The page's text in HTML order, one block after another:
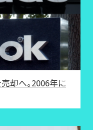
却へ。2006年に